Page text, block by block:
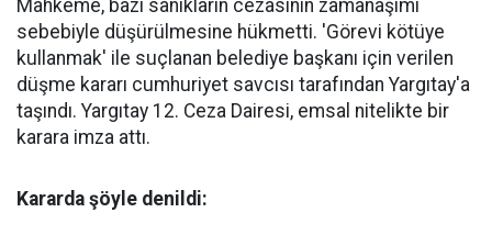
Mahkeme, bazı sanıkların cezasının zamanaşımı
sebebiyle düşürülmesine hükmetti. 'Görevi kötüye
kullanmak' ile suçlanan belediye başkanı için verilen
düşme kararı cumhuriyet savcısı tarafından Yargıtay'a
taşındı. Yargıtay 12. Ceza Dairesi, emsal nitelikte bir
karara imza attı.
Kararda şöyle denildi: